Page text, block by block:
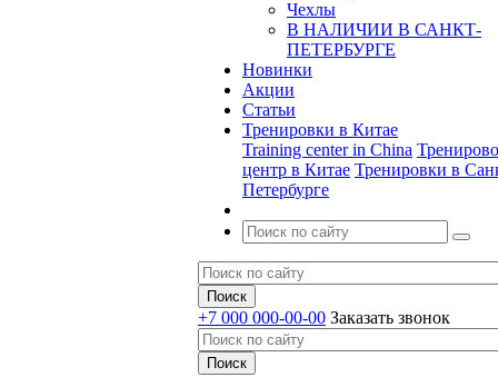
Чехлы
В НАЛИЧИИ В САНКТ-
ПЕТЕРБУРГЕ
Новинки
Акции
Статьи
Тренировки в Китае
Training center in China
центр в Китае Тренировки в
Петербурге
+7 000 000-00-00 Заказать звонок